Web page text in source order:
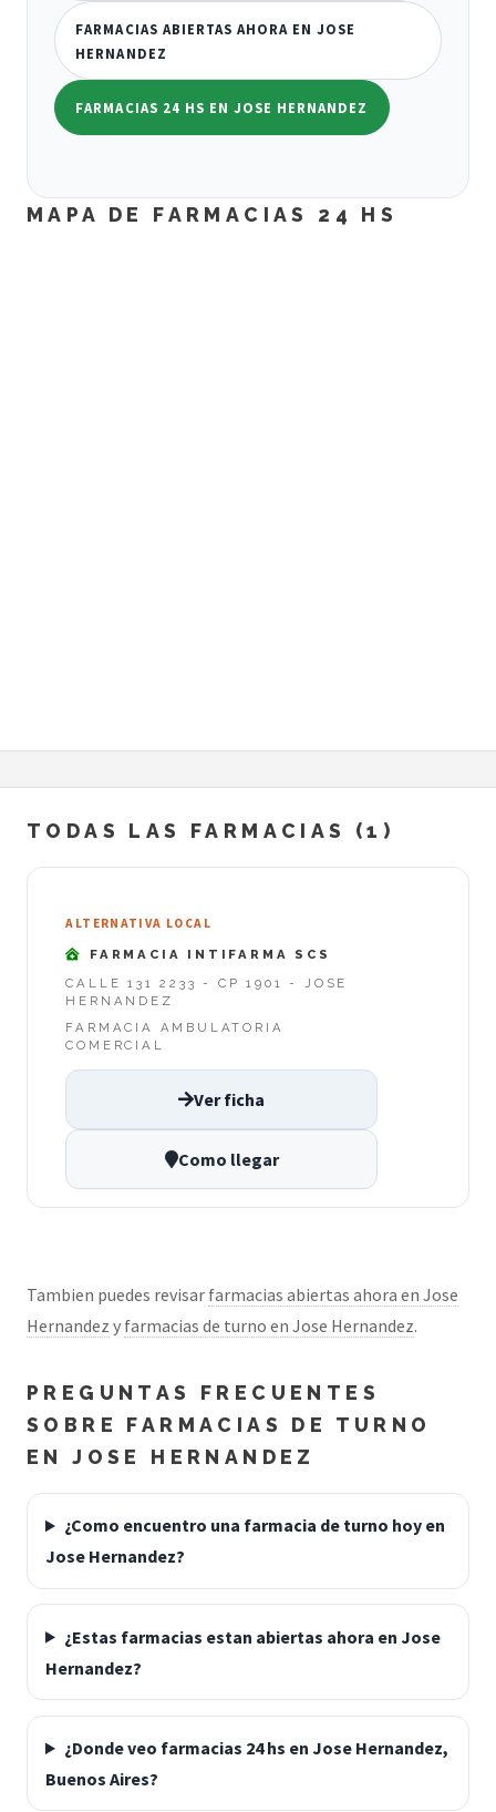
FARMACIAS ABIERTAS AHORA EN JOSE
HERNANDEZ
FARMACIAS 24 HS EN JOSE HERNANDEZ
MAPA DE FARMACIAS 24 HS
TODAS LAS FARMACIAS (1)
ALTERNATIVA LOCAL
FARMACIA INTIFARMA SCS
CALLE 131 2233 - CP 1901 - JOSE
HERNANDEZ
FARMACIA AMBULATORIA
COMERCIAL
Ver ficha
Como llegar
Tambien puedes revisar farmacias abiertas ahora en Jose
Hernandez y farmacias de turno en Jose Hernandez.
PREGUNTAS FRECUENTES
SOBRE FARMACIAS DE TURNO
EN JOSE HERNANDEZ
¿Como encuentro una farmacia de turno hoy en
Jose Hernandez?
¿Estas farmacias estan abiertas ahora en Jose
Hernandez?
¿Donde veo farmacias 24 hs en Jose Hernandez,
Buenos Aires?